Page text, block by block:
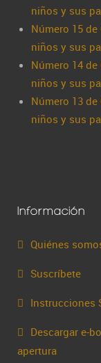
niños y sus
Número 15
niños y sus
Número 14
niños y sus
Número 13
niños y sus
Información
Quiénes
Suscríbete
Instrucciones
Descargar e-
apertura